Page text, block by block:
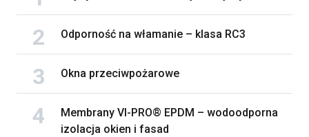
Odporność na włamanie – klasa RC3
Okna przeciwpożarowe
Membrany VI-PRO® EPDM – wodoodporna
izolacja okien i fasad